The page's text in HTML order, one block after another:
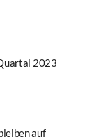
2023
auf